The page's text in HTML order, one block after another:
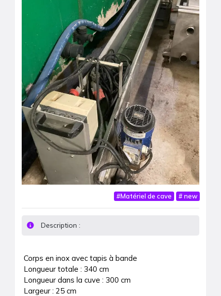
#Matériel de cave #new
Description :
Corps en inox avec tapis à bande
Longueur totale : 340 cm
Longueur dans la cuve : 300 cm
Largeur : 25 cm